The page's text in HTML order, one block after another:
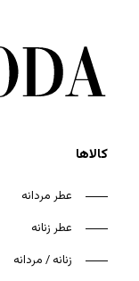
کالاها
عطر مردانه
عطر زنانه
زنانه / مردانه